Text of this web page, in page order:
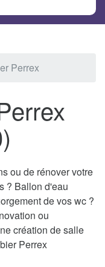
Perrex
ou de rénover votre
? Ballon d'eau
de vos wc ?
ou
création de salle
Perrex